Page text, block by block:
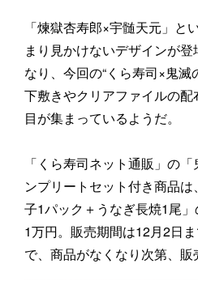
「煉獄杏寿郎×宇髄天元」と
まり見かけないデザインが
なり、今回の“くら寿司×鬼滅
下敷きやクリアファイルの
目が集まっているようだ。
「くら寿司ネット通販」の
ンプリートセット付き商品
子1パック＋うなぎ長焼1尾
1万円。販売期間は12月2日
で、商品がなくなり次第、販